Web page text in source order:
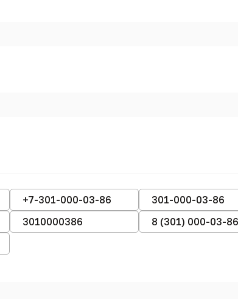
+7-301-000-03-86 301-000-03-86
3010000386 8 (301) 000-03-86